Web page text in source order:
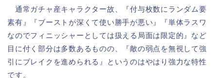
通常ガチャ産キャラクター故、『付与枚数にランダム要
素有』『ブーストが深くて使い勝手が悪い』『単体ラスワ
なのでフィニッシャーとしては扱える局面は限定的』など
目に付く部分は多数あるものの、『敵の弱点を無視して強
引にブレイクを進められる』というのはやはり強力な特性
です。